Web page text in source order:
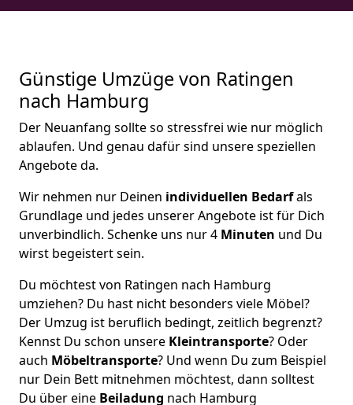
Günstige Umzüge von Ratingen
nach Hamburg
Der Neuanfang sollte so stressfrei wie nur möglich
ablaufen. Und genau dafür sind unsere speziellen
Angebote da.
Wir nehmen nur Deinen individuellen Bedarfals
Grundlage und jedes unserer Angebote ist für Dich
unverbindlich. Schenke uns nur 4 Minuten und Du
wirst begeistert sein.
Du möchtest von Ratingen nach Hamburg
umziehen? Du hast nicht besonders viele Möbel?
Der Umzug ist beruflich bedingt, zeitlich begrenzt?
Kennst Du schon unsere Kleintransporte? Oder
auch Möbeltransporte? Und wenn Du zum Beispiel
nur Dein Bett mitnehmen möchtest, dann solltest
Du über eine Beiladung nach Hamburg